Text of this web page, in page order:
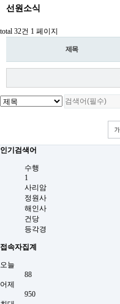
선원소식
total 32건 1 페이지
제목
인기검색어
수행
1
사리암
정원사
해인사
건당
등각경
접속자집계
오늘
88
어제
950